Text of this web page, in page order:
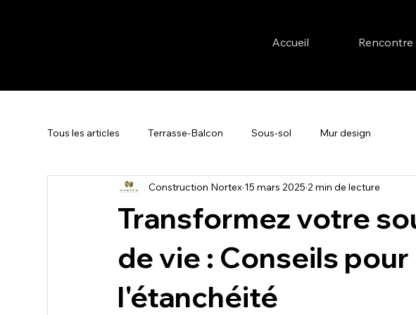
Accueil
Tous les articles Terrasse-Balcon Sous-sol Mur design
Transformez votre
de vie : Conseils
l'étanchéité
Construction Nortex 15 mars 2025 2 min de lecture